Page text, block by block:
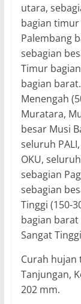
utara,
bagian timur
Palembang
sebagian
Timur
bagian barat.
Menengah
Muratara,
besar Musi
seluruh
OKU,
sebagian
sebagian
Tinggi (150-
bagian barat
Sangat
Curah hujan
Tanjungan,
202 mm.